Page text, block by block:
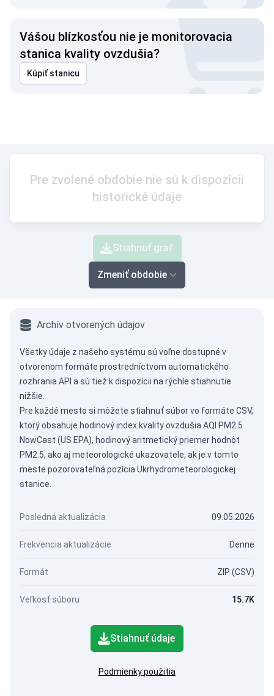
Vášou blízkosťou nie je monitorovacia
stanica kvality ovzdušia?
Kúpiť stanicu
Pre zvolené obdobie nie sú k dispozícii
historické údaje
Stiahnuť graf
Zmeniť obdobie
Archív otvorených údajov
Všetky údaje z našeho systému sú voľne dostupné v
otvorenom formáte prostredníctvom automatického
rozhrania API a sú tiež k dispozícii na rýchle stiahnutie
nižšie.
Pre každé mesto si môžete stiahnuť súbor vo formáte CSV,
ktorý obsahuje hodinový index kvality ovzdušia AQI PM2.5
NowCast (US EPA), hodinový aritmetický priemer hodnôt
PM2.5, ako aj meteorologické ukazovatele, ak je v tomto
meste pozorovateľná pozícia Ukrhydrometeorologickej
stanice.
Posledná aktualizácia 09.05.2026
Frekvencia aktualizácie Denne
Formát ZIP (CSV)
Veľkosť súboru 15.7K
Stiahnuť údaje
Podmienky použitia